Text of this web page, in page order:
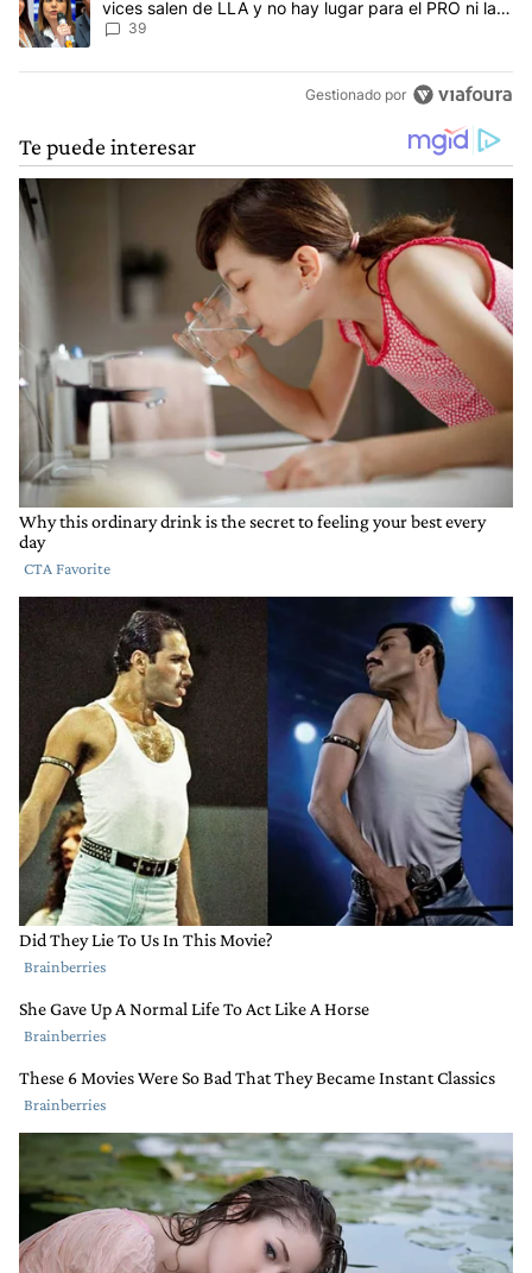
vices salen de LLA y no hay lugar para el PRO ni la
UCR39
Gestionado por